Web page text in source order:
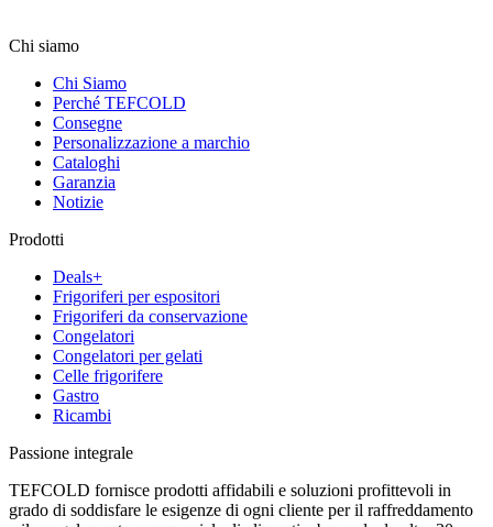
Chi siamo
Chi Siamo
Perché TEFCOLD
Consegne
Personalizzazione a marchio
Cataloghi
Garanzia
Notizie
Prodotti
Deals+
Frigoriferi per espositori
Frigoriferi da conservazione
Congelatori
Congelatori per gelati
Celle frigorifere
Gastro
Ricambi
Passione integrale
TEFCOLD fornisce prodotti affidabili e soluzioni profittevoli in
grado di soddisfare le esigenze di ogni cliente per il raffreddamento